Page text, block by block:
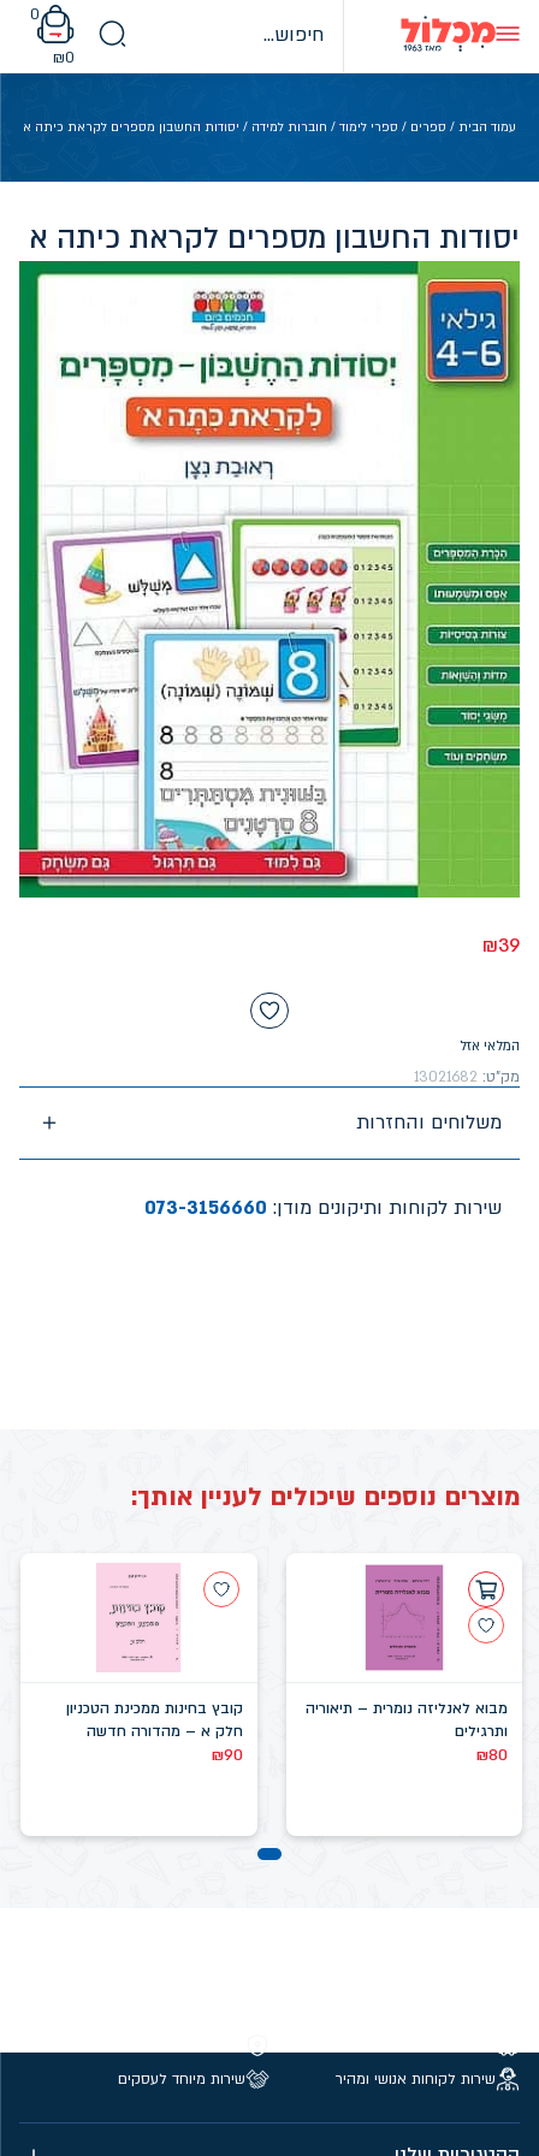
content
0
₪0
עמוד הבית / ספרים / ספרי לימוד / חוברות למידה / יסודות החשבון מספרים לקראת כיתה א
יסודות החשבון מספרים לקראת כיתה א
₪39
המלאי אזל
מק"ט: 13021682
משלוחים והחזרות
שירות לקוחות ותיקונים מודן: 073-3156660
מוצרים נוספים שיכולים לעניין אותך:
מבוא לאנליזה נומרית – תיאוריה
ותרגילים
₪80
קובץ בחינות ממכינת הטכניון
חלק א – מהדורה חדשה
₪90
שירות לקוחות אנושי ומהיר
שירות מיוחד לעסקים